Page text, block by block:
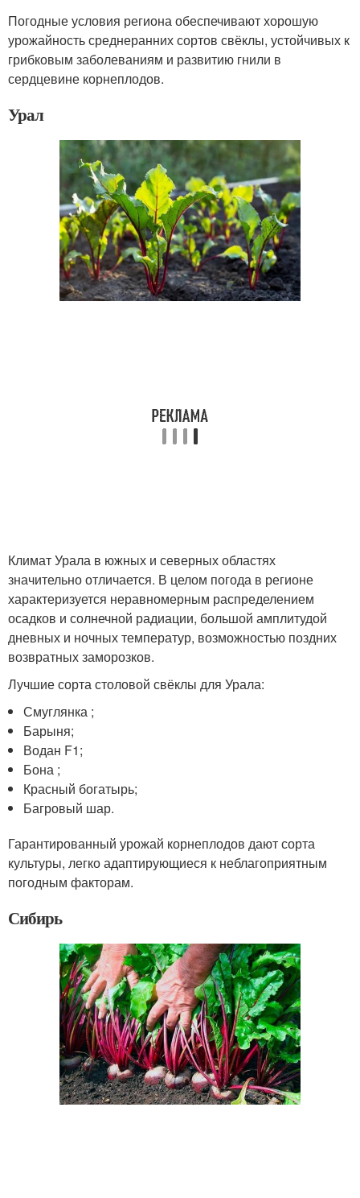
Погодные условия региона обеспечивают хорошую
урожайность среднеранних сортов свёклы, устойчивых к
грибковым заболеваниям и развитию гнили в
сердцевине корнеплодов.
Урал
Климат Урала в южных и северных областях
значительно отличается. В целом погода в регионе
характеризуется неравномерным распределением
осадков и солнечной радиации, большой амплитудой
дневных и ночных температур, возможностью поздних
возвратных заморозков.
Лучшие сорта столовой свёклы для Урала:
Смуглянка ;
Барыня;
Водан F1;
Бона ;
Красный богатырь;
Багровый шар.
Гарантированный урожай корнеплодов дают сорта
культуры, легко адаптирующиеся к неблагоприятным
погодным факторам.
Сибирь